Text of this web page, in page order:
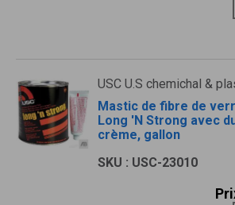
USC U.S chemichal &
Mastic de fibre de
Long 'N Strong avec
crème, gallon
SKU : USC-23010